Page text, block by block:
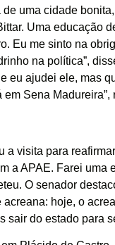
uma cidade
Uma educação
Eu me sinto na
na política”,
eu ajudei ele, mas
Sena Madureira”,
a visita para
a APAE. Farei uma
O senador
hoje, o
sair do estado para